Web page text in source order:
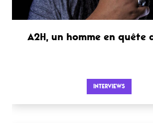
A2H, un homme en quête
INTERVIEWS